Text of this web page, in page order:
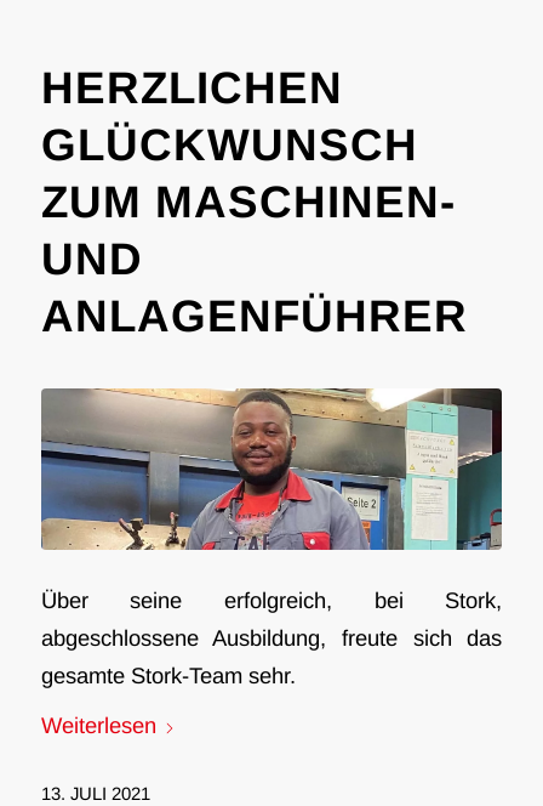
HERZLICHEN
GLÜCKWUNSCH
ZUM MASCHINEN-
UND
ANLAGENFÜHRER
Über seine erfolgreich, bei Stork,
abgeschlossene Ausbildung, freute sich das
gesamte Stork-Team sehr.
Weiterlesen
13. JULI 2021